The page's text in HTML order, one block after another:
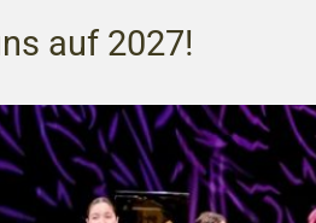
auf 2027!